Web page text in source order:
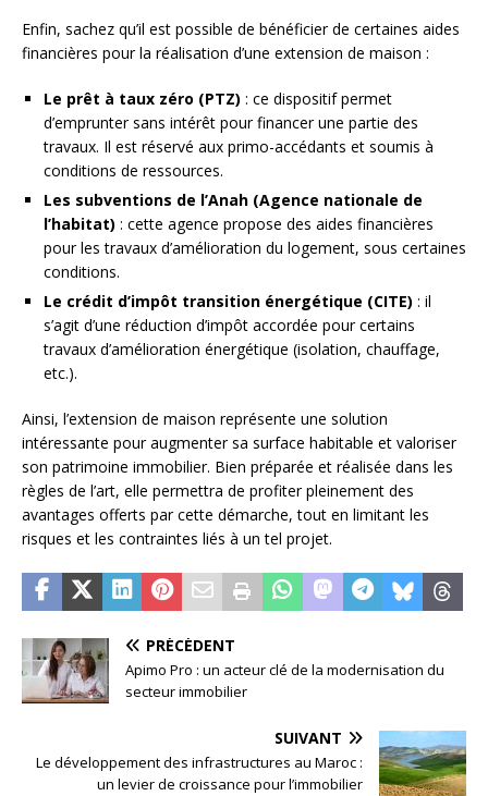
Enfin, sachez qu’il est possible de bénéficier de certaines aides
financières pour la réalisation d’une extension de maison :
Le prêt à taux zéro (PTZ) : ce dispositif permet
d’emprunter sans intérêt pour financer une partie des
travaux. Il est réservé aux primo-accédants et soumis à
conditions de ressources.
Les subventions de l’Anah (Agence nationale de
l’habitat) : cette agence propose des aides financières
pour les travaux d’amélioration du logement, sous certaines
conditions.
Le crédit d’impôt transition énergétique (CITE) : il
s’agit d’une réduction d’impôt accordée pour certains
travaux d’amélioration énergétique (isolation, chauffage,
etc.).
Ainsi, l’extension de maison représente une solution
intéressante pour augmenter sa surface habitable et valoriser
son patrimoine immobilier. Bien préparée et réalisée dans les
règles de l’art, elle permettra de profiter pleinement des
avantages offerts par cette démarche, tout en limitant les
risques et les contraintes liés à un tel projet.
PRÉCÉDENT
Apimo Pro : un acteur clé de la modernisation du
secteur immobilier
SUIVANT
Le développement des infrastructures au Maroc :
un levier de croissance pour l’immobilier